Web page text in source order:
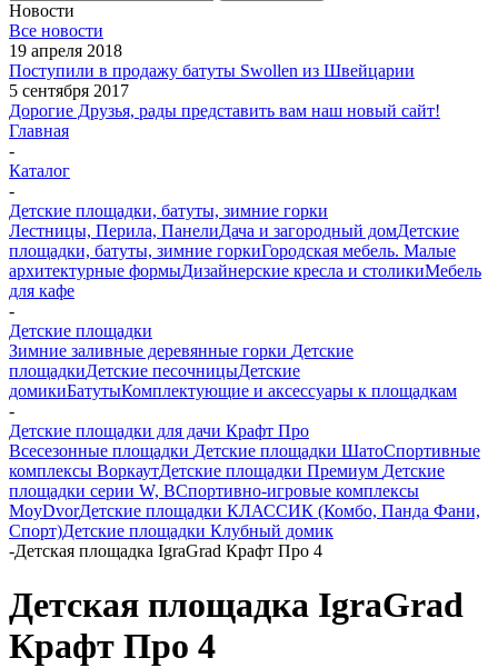
Новости
Все новости
19 апреля 2018
Поступили в продажу батуты Swollen из Швейцарии
5 сентября 2017
Дорогие Друзья, рады представить вам наш новый сайт!
Главная
-
Каталог
-
Детские площадки, батуты, зимние горки
Лестницы, Перила, ПанелиДача и загородный домДетские
площадки, батуты, зимние горкиГородская мебель. Малые
архитектурные формыДизайнерские кресла и столикиМебель
для кафе
-
Детские площадки
Зимние заливные деревянные горки Детские
площадкиДетские песочницыДетские
домикиБатутыКомплектующие и аксессуары к площадкам
-
Детские площадки для дачи Крафт Про
Всесезонные площадки Детские площадки ШатоСпортивные
комплексы ВоркаутДетские площадки Премиум Детские
площадки серии W, ВСпортивно-игровые комплексы
MoyDvorДетские площадки КЛАССИК (Комбо, Панда Фани,
Спорт)Детские площадки Клубный домик
-Детская площадка IgraGrad Крафт Про 4
Детская площадка IgraGrad
Крафт Про 4